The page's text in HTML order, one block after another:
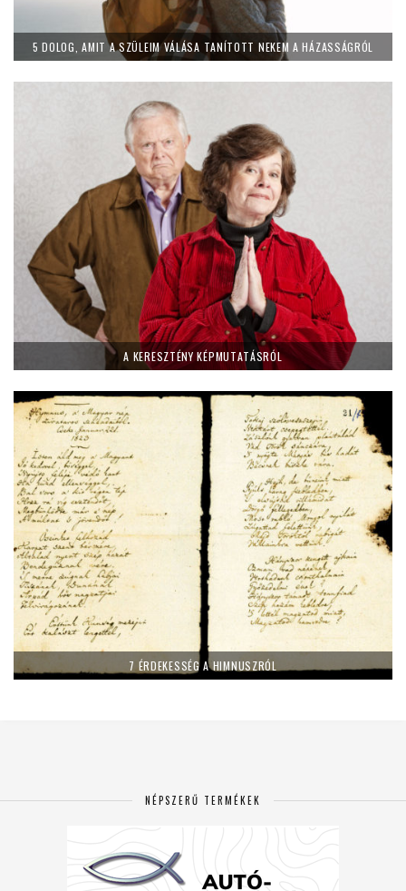
5 DOLOG, AMIT A SZÜLEIM VÁLÁSA TANÍTOTT NEKEM A HÁZASSÁGRÓL
A KERESZTÉNY KÉPMUTATÁSRÓL
7 ÉRDEKESSÉG A HIMNUSZRÓL
NÉPSZERŰ TERMÉKEK